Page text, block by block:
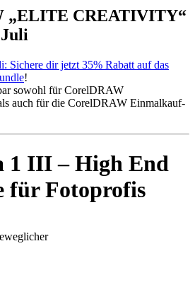
„ELITE CREATIVITY“
Sichere dir jetzt 35% Rabatt auf das
!
sowohl für CorelDRAW
auch für die CorelDRAW Einmalkauf-
1 III – High End
für Fotoprofis